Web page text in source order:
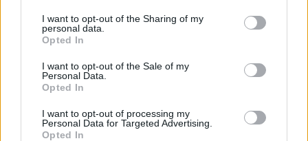
I want to opt-out of the Sharing of my
personal data.
Opted In
I want to opt-out of the Sale of my
Personal Data.
Opted In
I want to opt-out of processing my
Personal Data for Targeted Advertising.
Opted In
numéro
niveau
Recherche
connu.
Entrez
Recherche